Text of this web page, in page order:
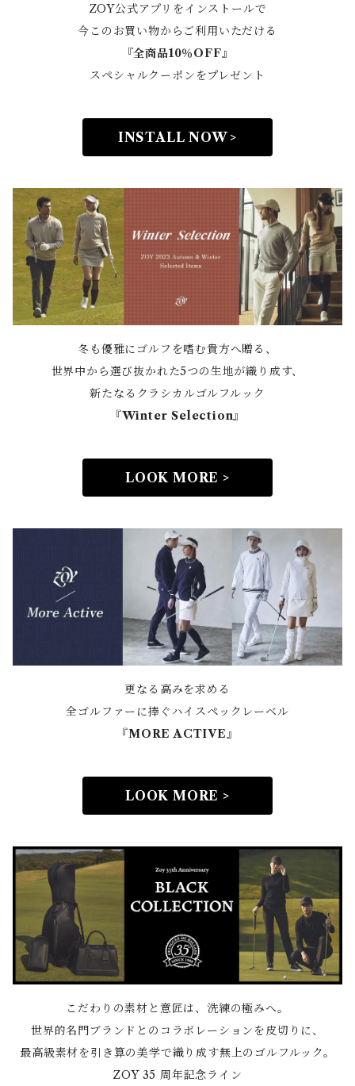
ZOY公式アプリをインストールで
今このお買い物からご利用いただける
『全商品10％OFF』
スペシャルクーポンをプレゼント
INSTALL NOW >
冬も優雅にゴルフを嗜む貴方へ贈る、
世界中から選び抜かれた5つの生地が織り成す、
新たなるクラシカルゴルフルック
『Winter Selection』
LOOK MORE >
更なる高みを求める
全ゴルファーに捧ぐハイスペックレーベル
『MORE ACTIVE』
LOOK MORE >
こだわりの素材と意匠は、洗練の極みへ。
世界的名門ブランドとのコラボレーションを皮切りに、
最高級素材を引き算の美学で織り成す無上のゴルフルック。
ZOY 35 周年記念ライン